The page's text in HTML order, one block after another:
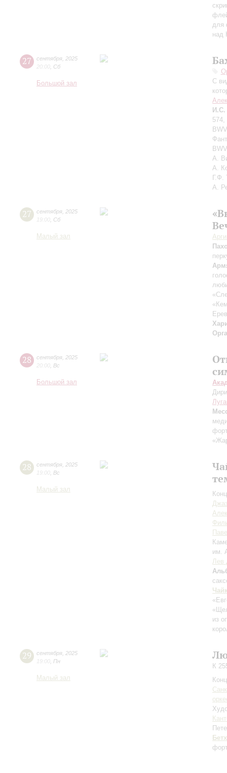
для
над
27 сентября 2025
20:00 Сб
Большой зал
С
И.С.
А.
А.
Г.Ф.
А.
27 сентября 2025
19:00 Сб
Малый зал
28 сентября 2025
20:00 Вс
Большой зал
28 сентября 2025
19:00 Вс
Малый зал
им.
Лев
из
29 сентября 2025
19:00 Пн
Малый зал
К